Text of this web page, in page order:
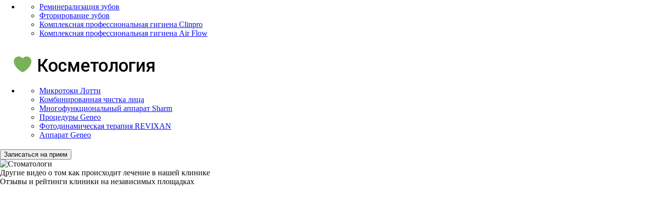
Реминерализация зубов
Фторирование зубов
Комплексная профессиональная гигиена Clinpro
Комплексная профессиональная гигиена Air Flow
Косметология
Микротоки Лотти
Комбинированная чистка лица
Многофункциональный аппарат Sharm
Процедуры Geneo
Фотодинамическая терапия REVIXAN
Аппарат Geneo
Записаться на прием
Другие видео о том как происходит лечение в нашей клинике
Отзывы и рейтинги клиники на независимых площадках